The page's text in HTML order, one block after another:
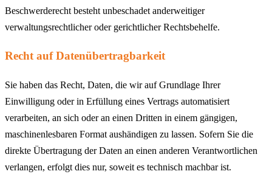
Beschwerderecht besteht unbeschadet anderweitiger
verwaltungsrechtlicher oder gerichtlicher Rechtsbehelfe.
Recht auf Datenübertragbarkeit
Sie haben das Recht, Daten, die wir auf Grundlage Ihrer
Einwilligung oder in Erfüllung eines Vertrags automatisiert
verarbeiten, an sich oder an einen Dritten in einem gängigen,
maschinenlesbaren Format aushändigen zu lassen. Sofern Sie die
direkte Übertragung der Daten an einen anderen Verantwortlichen
verlangen, erfolgt dies nur, soweit es technisch machbar ist.